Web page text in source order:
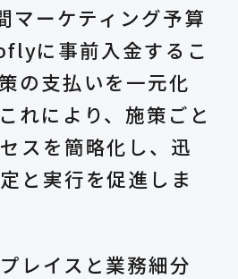
マーケティング予算
に事前入金するこ
の支払いを一元化
れにより、施策ごと
スを簡略化し、迅
と実行を促進しま
レイスと業務細分